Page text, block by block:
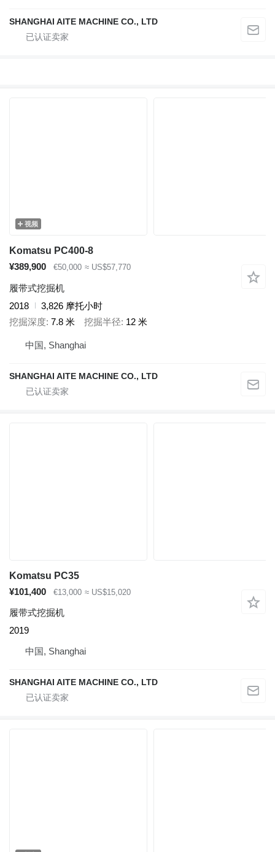
SHANGHAI AITE MACHINE CO., LTD
视频
Komatsu PC400-8
¥389,900
€50,000 ≈ US$57,770
履带式挖掘机
2018
3,826 摩托小时
挖掘深度 7.8 米 挖掘半径 12 米
中国, Shanghai
SHANGHAI AITE MACHINE CO., LTD
Komatsu PC35
¥101,400
€13,000 ≈ US$15,020
履带式挖掘机
2019
中国, Shanghai
SHANGHAI AITE MACHINE CO., LTD